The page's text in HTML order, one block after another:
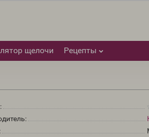
щелочи Рецепты